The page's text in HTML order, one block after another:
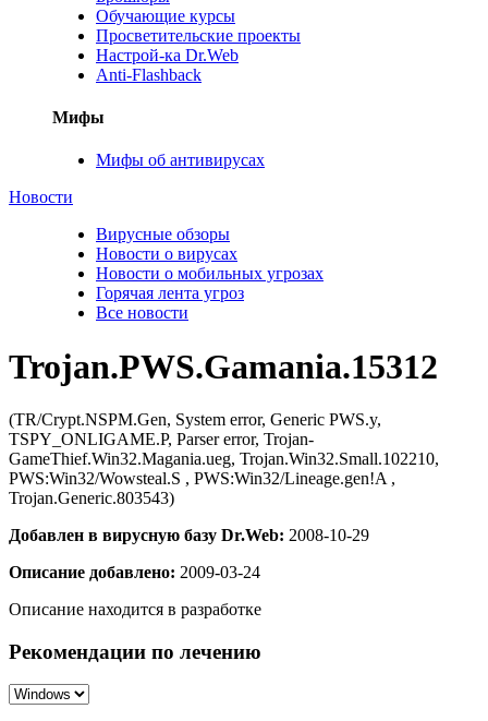
Обучающие курсы
Просветительские проекты
Настрой-ка Dr.Web
Anti-Flashback
Мифы
Мифы об антивирусах
Новости
Вирусные обзоры
Новости о вирусах
Новости о мобильных угрозах
Горячая лента угроз
Все новости
Trojan.PWS.Gamania.15312
(TR/Crypt.NSPM.Gen, System error, Generic PWS.y,
TSPY_ONLIGAME.P, Parser error, Trojan-
GameThief.Win32.Magania.ueg, Trojan.Win32.Small.102210,
PWS:Win32/Wowsteal.S , PWS:Win32/Lineage.gen!A ,
Trojan.Generic.803543)
Добавлен в вирусную базу Dr.Web: 2008-10-29
Описание добавлено: 2009-03-24
Описание находится в разработке
Рекомендации по лечению